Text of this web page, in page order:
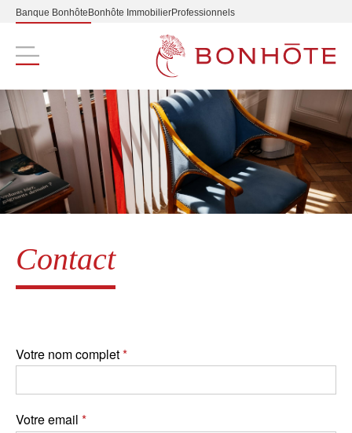
Banque Bonhôte Bonhôte ImmobilierProfessionnels
Navigation principale
Contact
Votre nom complet
Votre email